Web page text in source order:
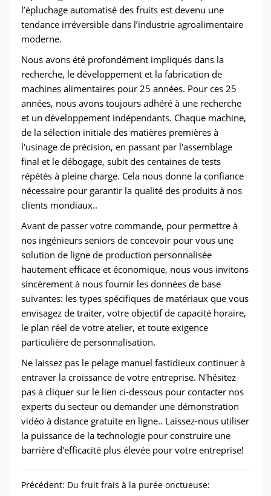
l’épluchage automatisé des fruits est devenu une
tendance irréversible dans l’industrie agroalimentaire
moderne.
Nous avons été profondément impliqués dans la
recherche, le développement et la fabrication de
machines alimentaires pour 25 années. Pour ces 25
années, nous avons toujours adhéré à une recherche
et un développement indépendants. Chaque machine,
de la sélection initiale des matières premières à
l'usinage de précision, en passant par l'assemblage
final et le débogage, subit des centaines de tests
répétés à pleine charge. Cela nous donne la confiance
nécessaire pour garantir la qualité des produits à nos
clients mondiaux..
Avant de passer votre commande, pour permettre à
nos ingénieurs seniors de concevoir pour vous une
solution de ligne de production personnalisée
hautement efficace et économique, nous vous invitons
sincèrement à nous fournir les données de base
suivantes: les types spécifiques de matériaux que vous
envisagez de traiter, votre objectif de capacité horaire,
le plan réel de votre atelier, et toute exigence
particulière de personnalisation.
Ne laissez pas le pelage manuel fastidieux continuer à
entraver la croissance de votre entreprise. N'hésitez
pas à cliquer sur le lien ci-dessous pour contacter nos
experts du secteur ou demander une démonstration
vidéo à distance gratuite en ligne.. Laissez-nous utiliser
la puissance de la technologie pour construire une
barrière d'efficacité plus élevée pour votre entreprise!
Précédent: Du fruit frais à la purée onctueuse: